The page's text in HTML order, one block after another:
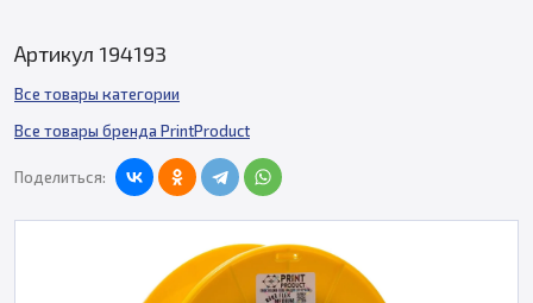
Артикул 194193
Все товары категории
Все товары бренда PrintProduct
Поделиться: